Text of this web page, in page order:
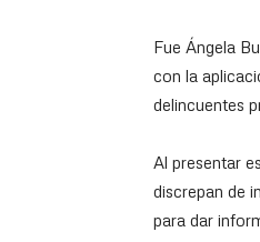
Fue Ángela
con la
delincuentes
Al presentar
discrepan de
para dar